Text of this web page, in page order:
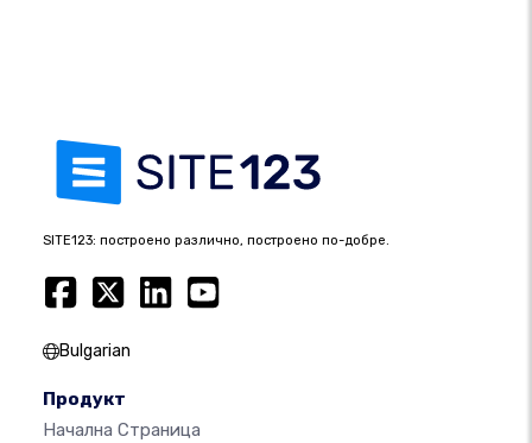
SITE123: построено различно, построено по-добре.
Bulgarian
Продукт
Начална Страница